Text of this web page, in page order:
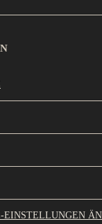
EINSTELLUNGEN